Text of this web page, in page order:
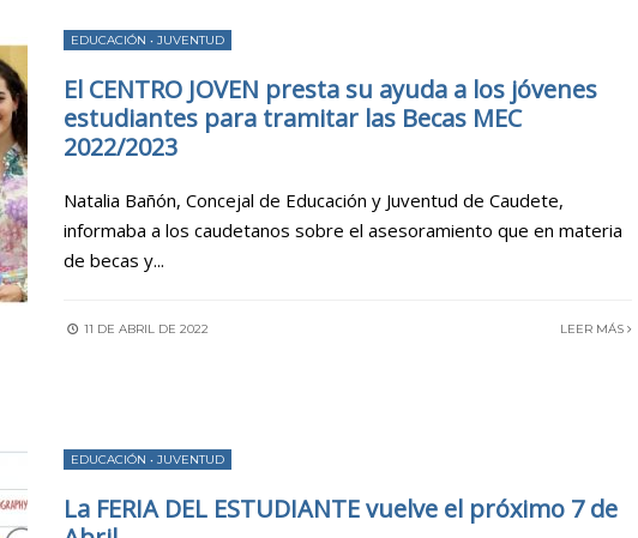
EDUCACIÓN • JUVENTUD
El CENTRO JOVEN presta su ayuda a los jóvenes
estudiantes para tramitar las Becas MEC
2022/2023
Natalia Bañón, Concejal de Educación y Juventud de Caudete,
informaba a los caudetanos sobre el asesoramiento que en materia
de becas y...
11 DE ABRIL DE 2022 LEER MÁS
EDUCACIÓN • JUVENTUD
La FERIA DEL ESTUDIANTE vuelve el próximo 7 de